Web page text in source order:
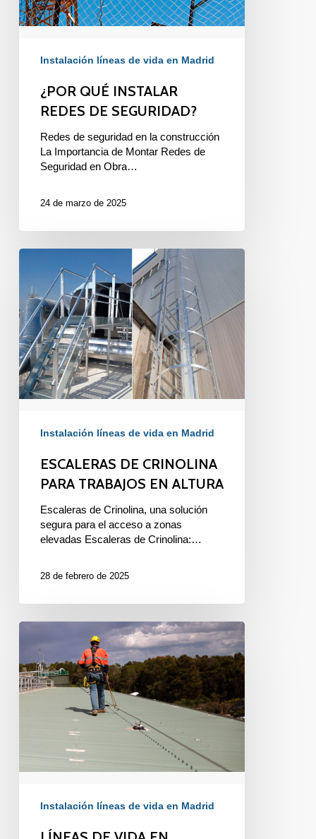
Instalación líneas de vida en Madrid
¿POR QUÉ INSTALAR
REDES DE SEGURIDAD?
Redes de seguridad en la construcción
La Importancia de Montar Redes de
Seguridad en Obra…
24 de marzo de 2025
ESCALERAS
CRINOLINA
PARA
TRABAJOS
EN
ALTURA
Instalación líneas de vida en Madrid
ESCALERAS DE CRINOLINA
PARA TRABAJOS EN ALTURA
Escaleras de Crinolina, una solución
segura para el acceso a zonas
elevadas Escaleras de Crinolina:…
28 de febrero de 2025
LÍNEAS
VIDA
EN
TRABAJOS
TRABAJOS
Instalación líneas de vida en Madrid